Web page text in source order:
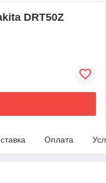
DRT50Z
Оплата